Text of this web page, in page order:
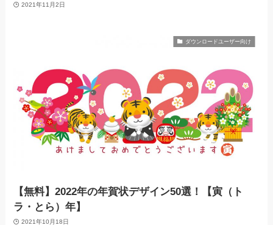
2021年11月2日
ダウンロードユーザー向け
【無料】2022年の年賀状デザイン50選！【寅（ト
ラ・とら）年】
2021年10月18日